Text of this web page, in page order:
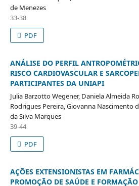
de Menezes
33-38
PDF
ANÁLISE DO PERFIL
RISCO CARDIOVASCULAR E
PARTICIPANTES DA UNIAPI
Julia Barzotto Wegener, Daniela Almeida
Rodrigues Pereira, Giovanna Nascimento
da Silva Marques
39-44
PDF
AÇÕES EXTENSIONISTAS EM
PROMOÇÃO DE SAÚDE E